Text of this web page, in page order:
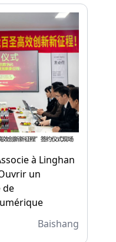
à Linghan
un
de
Baishang